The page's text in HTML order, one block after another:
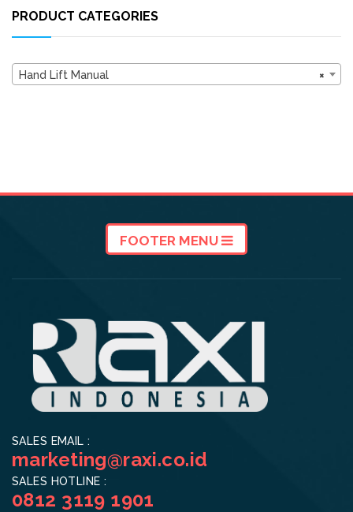
PRODUCT CATEGORIES
×
Hand Lift Manual
FOOTER MENU
SALES EMAIL :
marketing@raxi.co.id
SALES HOTLINE :
0812 3119 1901